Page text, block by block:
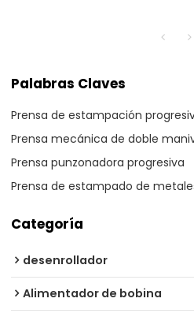
Palabras Claves
Prensa de estampación
Prensa mecánica de doble
Prensa punzonadora progresiva
Prensa de estampado de
Categoría
desenrollador
Alimentador de bobina